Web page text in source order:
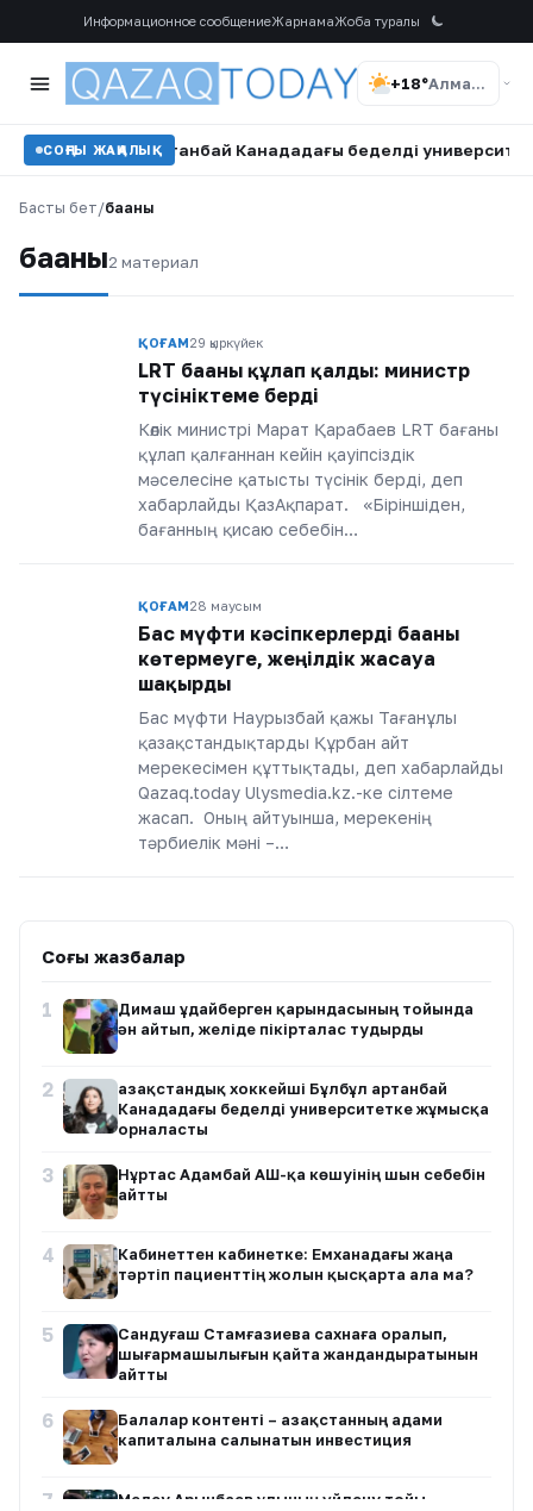
Информационное сообщениеЖарнамаЖоба туралы
+18° Алматы
СОҢҒЫ ЖАҢАЛЫҚ
Бұлбұл Қартанбай Канададағы беделді
Басты бет/бағаны
бағаны2 материал
ҚОҒАМ29 қыркүйек
LRT бағаны құлап қалды: министр
түсініктеме берді
Көлік министрі Марат Қарабаев LRT бағаны
құлап қалғаннан кейін қауіпсіздік
мәселесіне қатысты түсінік берді, деп
хабарлайды ҚазАқпарат. «Біріншіден,
бағанның қисаю себебін…
ҚОҒАМ28 маусым
Бас мүфти кәсіпкерлерді бағаны
көтермеуге, жеңілдік жасауға
шақырды
Бас мүфти Наурызбай қажы Тағанұлы
қазақстандықтарды Құрбан айт
мерекесімен құттықтады, деп хабарлайды
Qazaq.today Ulysmedia.kz.-ке сілтеме
жасап. Оның айтуынша, мерекенің
тәрбиелік мәні –…
Соңғы жазбалар
1
Димаш Құдайберген қарындасының тойында
ән айтып, желіде пікірталас тудырды
2
Қазақстандық хоккейші Бұлбұл Қартанбай
Канададағы беделді университетке жұмысқа
орналасты
3
Нұртас Адамбай АҚШ-қа көшуінің шын себебін
айтты
4
Кабинеттен кабинетке: Емханадағы жаңа
тәртіп пациенттің жолын қысқарта ала ма?
5
Сандуғаш Стамғазиева сахнаға оралып,
шығармашылығын қайта жандандыратынын
айтты
6
Балалар контенті – Қазақстанның адами
капиталына салынатын инвестиция
7
Медеу Арынбаев ұлының үйлену тойы